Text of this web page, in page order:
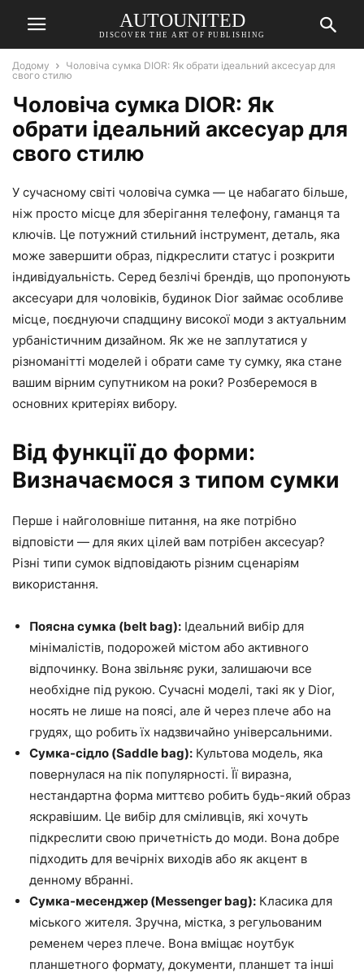
AUTOUNITED
DISCOVER THE ART OF PUBLISHING
Додому
Чоловіча сумка DIOR: Як обрати ідеальний аксесуар для
свого стилю
Чоловіча сумка DIOR: Як
обрати ідеальний аксесуар для
свого стилю
У сучасному світі чоловіча сумка — це набагато більше,
ніж просто місце для зберігання телефону, гаманця та
ключів. Це потужний стильний інструмент, деталь, яка
може завершити образ, підкреслити статус і розкрити
індивідуальність. Серед безлічі брендів, що пропонують
аксесуари для чоловіків, будинок Dior займає особливе
місце, поєднуючи спадщину високої моди з актуальним
урбаністичним дизайном. Як же не заплутатися у
різноманітті моделей і обрати саме ту сумку, яка стане
вашим вірним супутником на роки? Розберемося в
основних критеріях вибору.
Від функції до форми:
Визначаємося з типом сумки
Перше і найголовніше питання, на яке потрібно
відповісти — для яких цілей вам потрібен аксесуар?
Різні типи сумок відповідають різним сценаріям
використання.
Поясна сумка (belt bag): Ідеальний вибір для
мінімалістів, подорожей містом або активного
відпочинку. Вона звільняє руки, залишаючи все
необхідне під рукою. Сучасні моделі, такі як у Dior,
носять не лише на поясі, але й через плече або на
грудях, що робить їх надзвичайно універсальними.
Сумка-сідло (Saddle bag): Культова модель, яка
повернулася на пік популярності. Її виразна,
нестандартна форма миттєво робить будь-який образ
яскравішим. Це вибір для сміливців, які хочуть
підкреслити свою причетність до моди. Вона добре
підходить для вечірніх виходів або як акцент в
денному вбранні.
Сумка-месенджер (Messenger bag): Класика для
міського жителя. Зручна, містка, з регульованим
ременем через плече. Вона вміщає ноутбук
планшетного формату, документи, планшет та інші